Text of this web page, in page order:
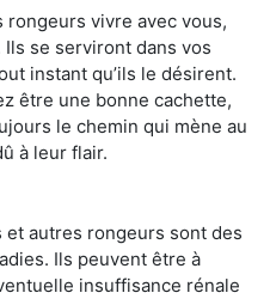
rongeurs vivre avec vous,
Ils se serviront dans vos
instant qu’ils le désirent.
être une bonne cachette,
le chemin qui mène au
à leur flair.
autres rongeurs sont des
Ils peuvent être à
insuffisance rénale